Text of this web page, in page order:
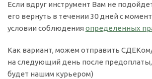
Если вдруг инструмент Вам не
его вернуть в течении 30 дней с
условии соблюдения определенных
Как вариант, можем отправить
на следующий день после
будет нашим курьером)